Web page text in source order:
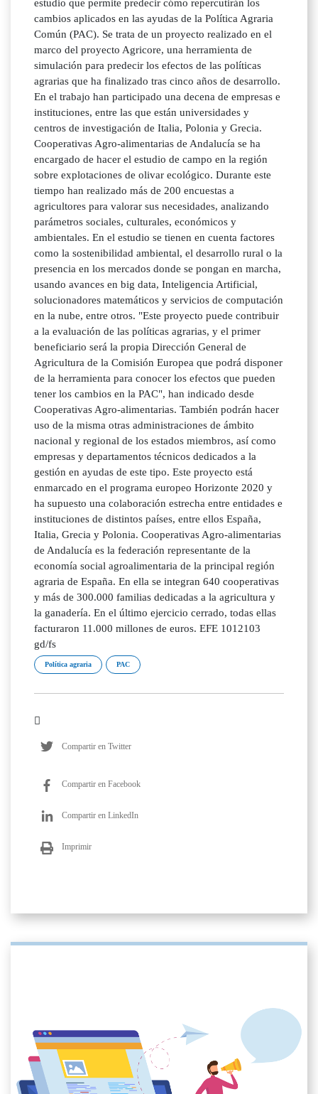
estudio que permite predecir cómo repercutirán los
cambios aplicados en las ayudas de la Política Agraria
Común (PAC). Se trata de un proyecto realizado en el
marco del proyecto Agricore, una herramienta de
simulación para predecir los efectos de las políticas
agrarias que ha finalizado tras cinco años de desarrollo.
En el trabajo han participado una decena de empresas e
instituciones, entre las que están universidades y
centros de investigación de Italia, Polonia y Grecia.
Cooperativas Agro-alimentarias de Andalucía se ha
encargado de hacer el estudio de campo en la región
sobre explotaciones de olivar ecológico. Durante este
tiempo han realizado más de 200 encuestas a
agricultores para valorar sus necesidades, analizando
parámetros sociales, culturales, económicos y
ambientales. En el estudio se tienen en cuenta factores
como la sostenibilidad ambiental, el desarrollo rural o la
presencia en los mercados donde se pongan en marcha,
usando avances en big data, Inteligencia Artificial,
solucionadores matemáticos y servicios de computación
en la nube, entre otros. "Este proyecto puede contribuir
a la evaluación de las políticas agrarias, y el primer
beneficiario será la propia Dirección General de
Agricultura de la Comisión Europea que podrá disponer
de la herramienta para conocer los efectos que pueden
tener los cambios en la PAC", han indicado desde
Cooperativas Agro-alimentarias. También podrán hacer
uso de la misma otras administraciones de ámbito
nacional y regional de los estados miembros, así como
empresas y departamentos técnicos dedicados a la
gestión en ayudas de este tipo. Este proyecto está
enmarcado en el programa europeo Horizonte 2020 y
ha supuesto una colaboración estrecha entre entidades e
instituciones de distintos países, entre ellos España,
Italia, Grecia y Polonia. Cooperativas Agro-alimentarias
de Andalucía es la federación representante de la
economía social agroalimentaria de la principal región
agraria de España. En ella se integran 640 cooperativas
y más de 300.000 familias dedicadas a la agricultura y
la ganadería. En el último ejercicio cerrado, todas ellas
facturaron 11.000 millones de euros. EFE 1012103
gd/fs
Política agraria PAC
Compartir en Twitter
Compartir en Facebook
Compartir en LinkedIn
Imprimir